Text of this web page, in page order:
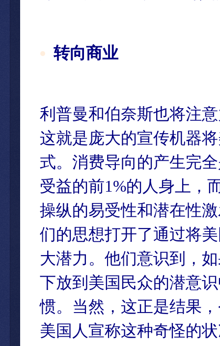
转向商业
利普曼和伯奈斯也将注
这就是庞大的宣传机器
式。消费导向的产生完
受益的前1%的人身上，
操纵的易受性和潜在性
们的思想打开了通过将
大潜力。他们意识到，
下放到美国民众的潜意
惯。当然，这正是结果
美国人宣称这种奇怪的